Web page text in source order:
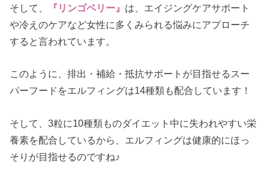
そして、 『リンゴベリー』 は、エイジングケアサポート
や冷えのケアなど女性に多くみられる悩みにアプローチ
すると言われています。
このように、排出・補給・抵抗サポートが目指せるスー
パーフードをエルフィングは14種類も配合しています！
そして、3粒に10種類ものダイエット中に失われやすい栄
養素を配合しているから、エルフィングは健康的にほっ
そりが目指せるのですね♪